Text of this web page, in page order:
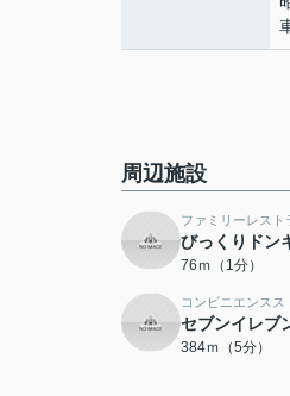
周辺施設
ファミリーレスト
びっくりドン
76ｍ（1分）
コンビニエンスス
セブンイレブ
384ｍ（5分）